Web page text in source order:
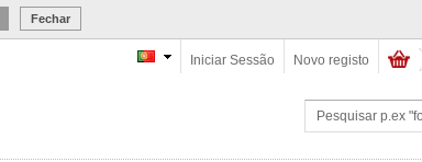
Fechar
Novo registo
Iniciar Sessão